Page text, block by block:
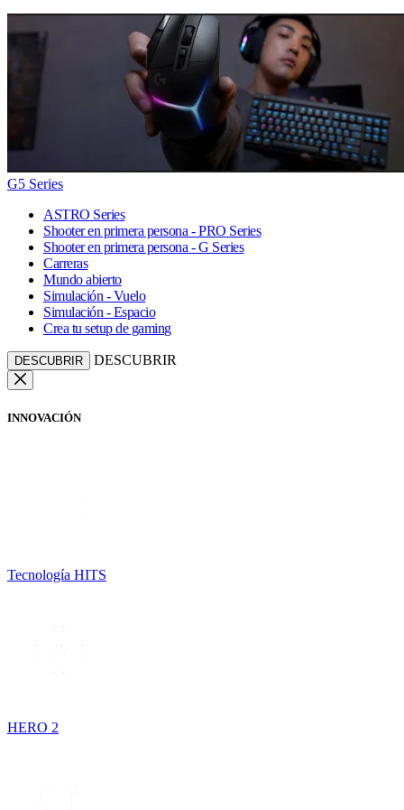
G5 Series
ASTRO Series
Shooter en primera persona - PRO Series
Shooter en primera persona - G Series
Carreras
Mundo abierto
Simulación - Vuelo
Simulación - Espacio
Crea tu setup de gaming
DESCUBRIR DESCUBRIR
INNOVACIÓN
Tecnología HITS
HERO 2